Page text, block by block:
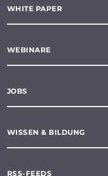
WHITE PAPER
WEBINARE
JOBS
WISSEN & BILDUNG
RSS-FEEDS